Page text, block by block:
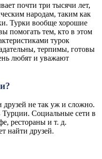
почти три тысячи лет,
народам, таким как
Турки вообще хорошие
помогать тем, кто в этом
турок
терпимы, готовы
любят и уважают
не так уж и сложно.
Турции. Социальные сети в
рестораны и т. д.
найти друзей.